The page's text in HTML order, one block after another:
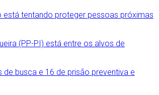
está tentando proteger pessoas próximas
(PP-PI) está entre os alvos de
busca e 16 de prisão preventiva e